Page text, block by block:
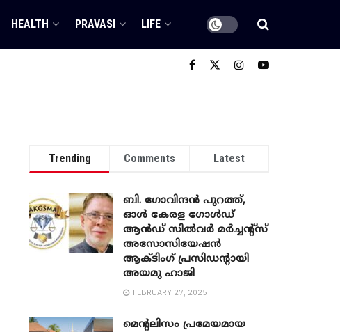
HEALTH PRAVASI LIFE
Trending Comments Latest
ബി. ​ഗോവിന്ദൻ പുറത്ത്,
ഓൾ കേരള ഗോൾഡ്
ആൻഡ് സിൽവർ മർച്ചന്റ്സ്
അസോസിയേഷൻ
ആക്ടിംഗ് പ്രസിഡന്റായി
അയമു ഹാജി
FEBRUARY 27, 2025
മെന്‍റലിസം പ്രമേയമായ